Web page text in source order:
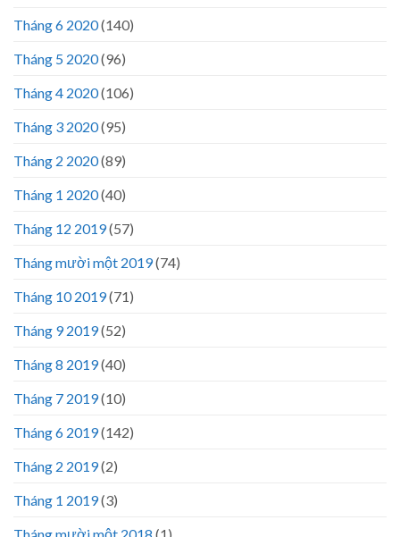
Tháng 6 2020(140)
Tháng 5 2020(96)
Tháng 4 2020(106)
Tháng 3 2020(95)
Tháng 2 2020(89)
Tháng 1 2020(40)
Tháng 12 2019(57)
Tháng mười một 2019(74)
Tháng 10 2019(71)
Tháng 9 2019(52)
Tháng 8 2019(40)
Tháng 7 2019(10)
Tháng 6 2019(142)
Tháng 2 2019(2)
Tháng 1 2019(3)